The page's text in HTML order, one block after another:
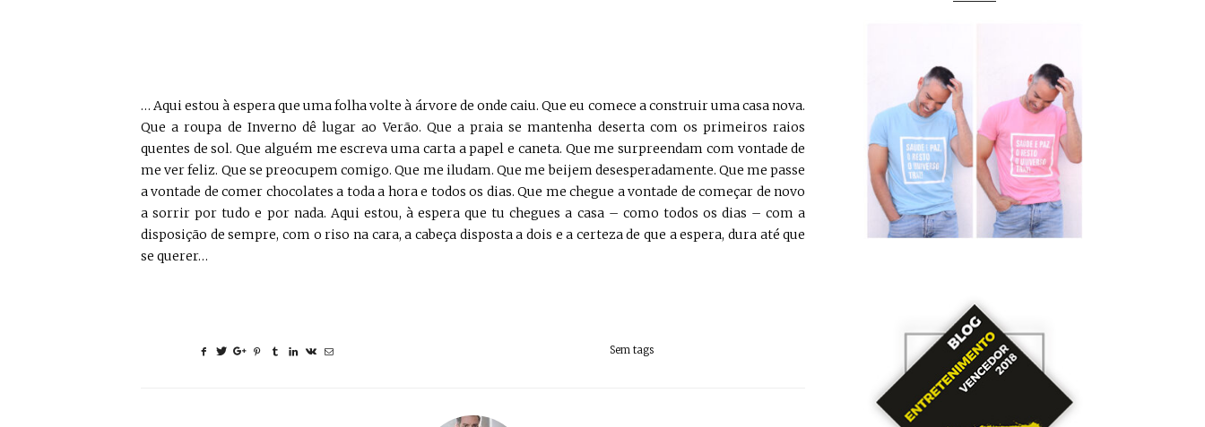
… Aqui estou à espera que uma folha volte à árvore de onde caiu. Que eu comece a construir uma casa nova.
Que a roupa de Inverno dê lugar ao Verão. Que a praia se mantenha deserta com os primeiros raios
quentes de sol. Que alguém me escreva uma carta a papel e caneta. Que me surpreendam com vontade de
me ver feliz. Que se preocupem comigo. Que me iludam. Que me beijem desesperadamente. Que me passe
a vontade de comer chocolates a toda a hora e todos os dias. Que me chegue a vontade de começar de novo
a sorrir por tudo e por nada. Aqui estou, à espera que tu chegues a casa – como todos os dias – com a
disposição de sempre, com o riso na cara, a cabeça disposta a dois e a certeza de que a espera, dura até que
se querer…
Sem tags